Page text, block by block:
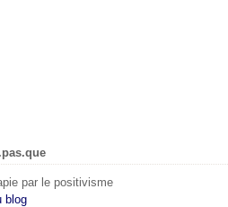
par le positivisme
blog